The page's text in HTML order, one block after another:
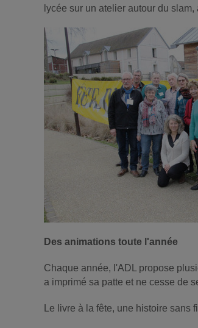
lycée sur un atelier autour du
Des animations toute l'année
Chaque année, l'ADL propose
a imprimé sa patte et ne cesse de
Le livre à la fête, une histoire sans